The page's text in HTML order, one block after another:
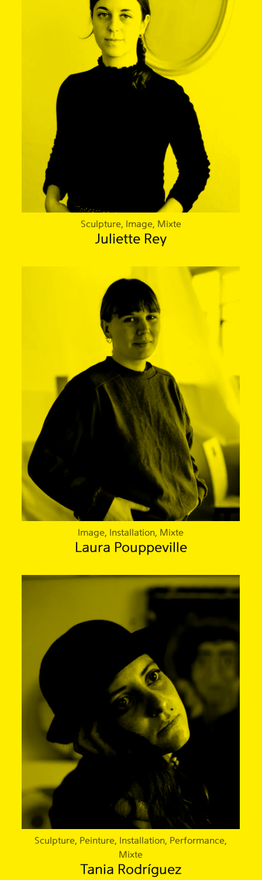
Sculpture, Image, Mixte
Juliette Rey
Image, Installation, Mixte
Laura Pouppeville
Sculpture, Peinture, Installation, Performance,
Mixte
Tania Rodríguez